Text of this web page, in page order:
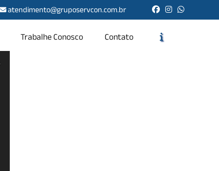
atendimento@gruposervcon.com.br
Trabalhe Conosco Contato